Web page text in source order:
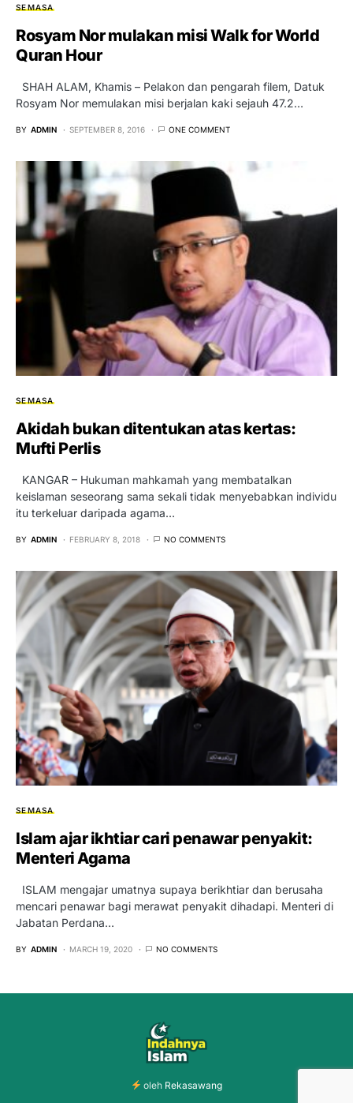
SEMASA
Rosyam Nor mulakan misi Walk for World
Quran Hour
SHAH ALAM, Khamis – Pelakon dan pengarah filem, Datuk
Rosyam Nor memulakan misi berjalan kaki sejauh 47.2…
BY ADMIN SEPTEMBER 8, 2016 ONE COMMENT
SEMASA
Akidah bukan ditentukan atas kertas:
Mufti Perlis
KANGAR – Hukuman mahkamah yang membatalkan
keislaman seseorang sama sekali tidak menyebabkan individu
itu terkeluar daripada agama…
BY ADMIN FEBRUARY 8, 2018 NO COMMENTS
SEMASA
Islam ajar ikhtiar cari penawar penyakit:
Menteri Agama
ISLAM mengajar umatnya supaya berikhtiar dan berusaha
mencari penawar bagi merawat penyakit dihadapi. Menteri di
Jabatan Perdana…
BY ADMIN MARCH 19, 2020 NO COMMENTS
oleh Rekasawang